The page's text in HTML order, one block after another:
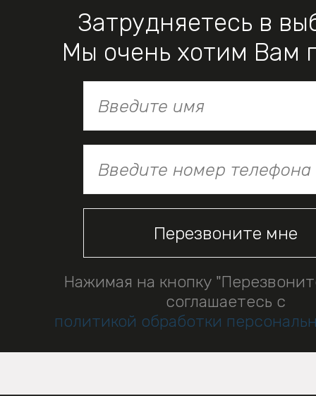
Затрудняетесь в
Мы очень хотим Вам
Нажимая на кнопку
соглашаетесь с
политикой обработки